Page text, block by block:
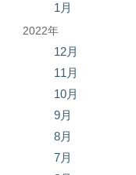
1月
2022年
12月
11月
10月
9月
8月
7月